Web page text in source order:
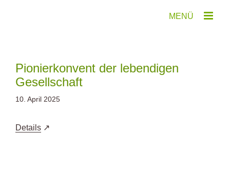
Pionierkonvent der lebendigen
Gesellschaft
10. April 2025
Details